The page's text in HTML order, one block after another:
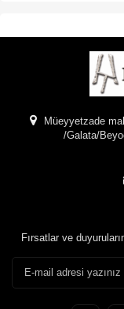
Müeyyetzade
/Galata/
Fırsatlar ve